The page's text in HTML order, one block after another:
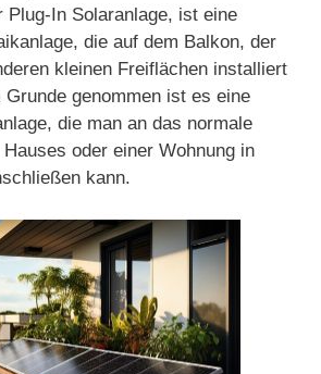
Plug-In Solaranlage, ist eine
die auf dem Balkon, der
kleinen Freiflächen installiert
genommen ist es eine
die man an das normale
oder einer Wohnung in
kann.